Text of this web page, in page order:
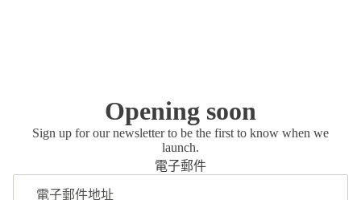
Opening soon
Sign up for our newsletter to be the first to know when we
launch.
電子郵件